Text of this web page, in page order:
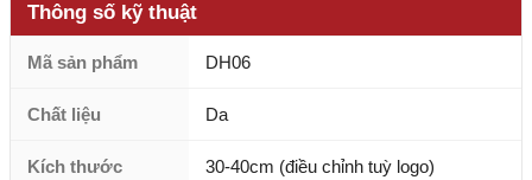
Thông số kỹ thuật
Mã sản phẩm DH06
Chất liệu Da
Kích thước 30-40cm (điều chỉnh tuỳ logo)